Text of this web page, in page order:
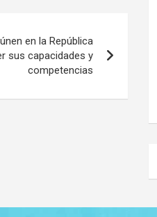
en la República
sus capacidades y
competencias